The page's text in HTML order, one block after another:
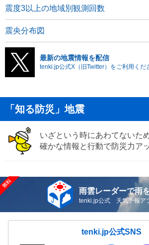
震度3以上の地域別観測回数
震央分布図
最新の地震情報を配信
tenki.jp公式X（旧Twitter）をご利用くだ
「知る防災」地震
いざという時にあわてないた
確かな情報と行動で防災力ア
雨雲レーダーで雨
tenki.jp公式 天気予報ア
tenki.jp公式SNS